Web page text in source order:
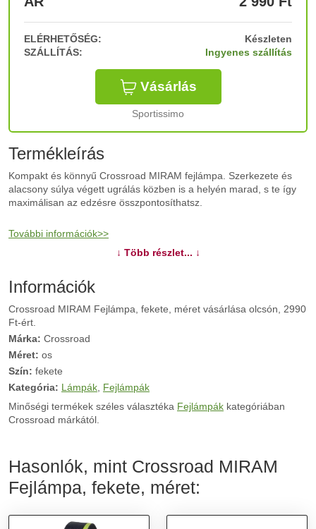
ELÉRHETŐSÉG:
Készleten
SZÁLLÍTÁS:
Ingyenes szállítás
Vásárlás
Sportissimo
Termékleírás
Kompakt és könnyű Crossroad MIRAM fejlámpa. Szerkezete és
alacsony súlya végett ugrálás közben is a helyén marad, s te így
maximálisan az edzésre összpontosíthatsz.
További információk>>
↓ Több részlet... ↓
Információk
Crossroad MIRAM Fejlámpa, fekete, méret vásárlása olcsón, 2990
Ft-ért.
Márka: Crossroad
Méret: os
Szín: fekete
Kategória: Lámpák Fejlámpák
Minőségi termékek széles választéka Fejlámpák kategóriában
Crossroad márkától.
Hasonlók, mint Crossroad MIRAM
Fejlámpa, fekete, méret: